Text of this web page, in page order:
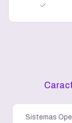
Sistemas